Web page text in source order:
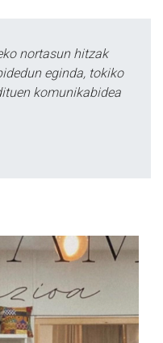
nortasun hitzak
eginda, tokiko
komunikabidea